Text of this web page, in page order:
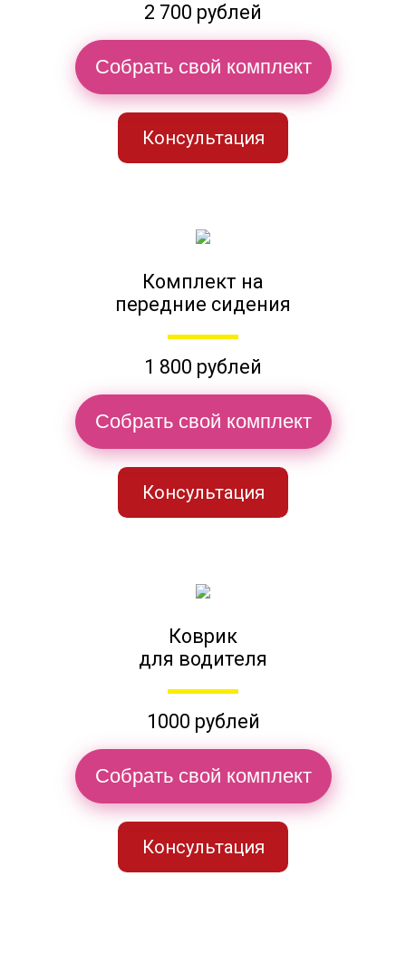
2 700 рублей
Собрать свой комплект
Консультация
Комплект на
передние сидения
1 800 рублей
Собрать свой комплект
Консультация
Коврик
для водителя
1000 рублей
Собрать свой комплект
Консультация